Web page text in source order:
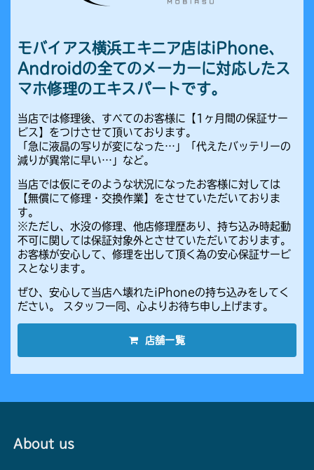
モバイアス横浜エキニア店はiPhone、
Androidの全てのメーカーに対応したス
マホ修理のエキスパートです。
当店では修理後、すべてのお客様に【1ヶ月間の保証サー
ビス】をつけさせて頂いております。
「急に液晶の写りが変になった…」「代えたバッテリーの
減りが異常に早い…」など。
当店では仮にそのような状況になったお客様に対しては
【無償にて修理・交換作業】をさせていただいておりま
す。
※ただし、水没の修理、他店修理歴あり、持ち込み時起動
不可に関しては保証対象外とさせていただいております。
お客様が安心して、修理を出して頂く為の安心保証サービ
スとなります。
ぜひ、安心して当店へ壊れたiPhoneの持ち込みをしてく
ださい。 スタッフ一同、心よりお待ち申し上げます。
店舗一覧
About us